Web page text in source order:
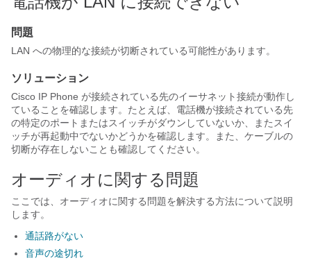
問題
LAN への物理的な接続が切断されている可能性があります。
ソリューション
Cisco IP Phone が接続されている先のイーサネット接続が動作し
ていることを確認します。たとえば、電話機が接続されている先
の特定のポートまたはスイッチがダウンしていないか、またスイ
ッチが再起動中でないかどうかを確認します。また、ケーブルの
切断が存在しないことも確認してください。
オーディオに関する問題
ここでは、オーディオに関する問題を解決する方法について説明
します。
通話路がない
音声の途切れ